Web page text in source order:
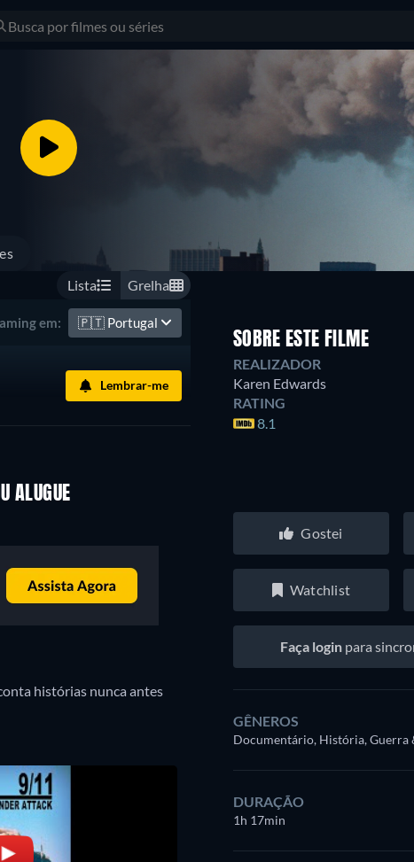
Lista Grelha
em: 🇵🇹 Portugal
Lembrar-me
ALUGUE
histórias nunca antes
SOBRE ESTE FILME
REALIZADOR
Karen Edwards
RATING
8.1
Gostei
Watchlist
Faça loginpara
GÊNEROS
Documentário, História,
DURAÇÃO
1h 17min